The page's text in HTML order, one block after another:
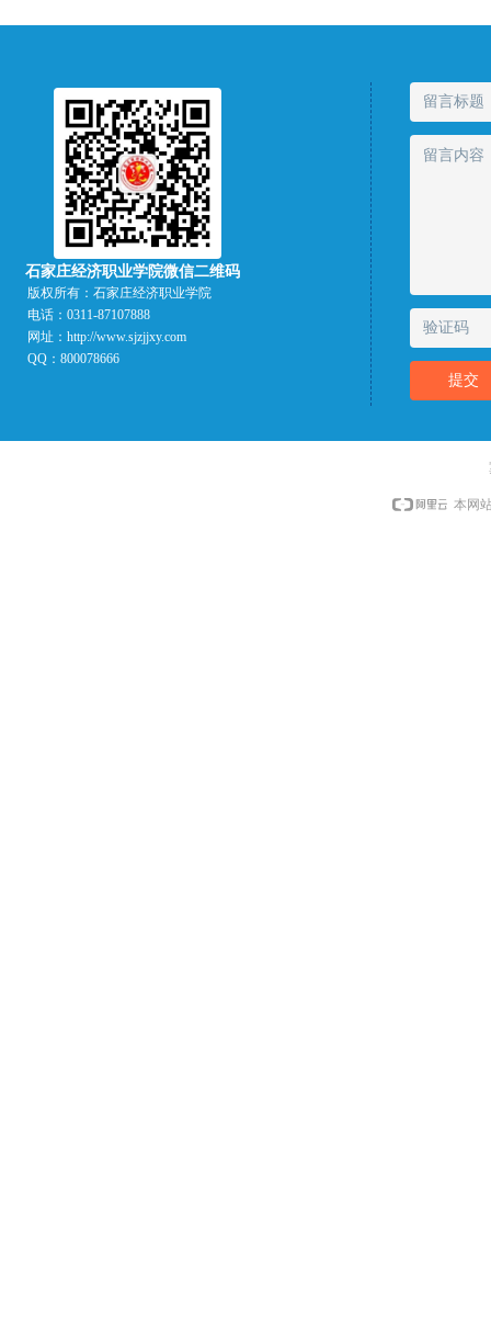
石家庄经济职业学院微信二维码
提交
版权所有： 石家庄经济职业学院
电话： 0311-87107888
网址： http://www.sjzjjxy.com
QQ： 800078666
本网